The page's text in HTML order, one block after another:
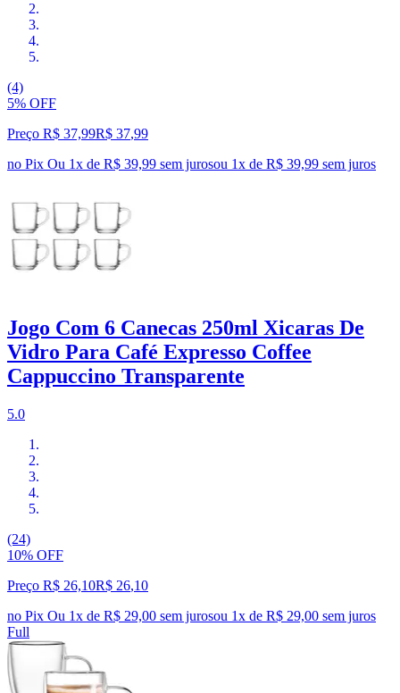
(4)
5% OFF
Preço R$ 37,99R$ 37,99
no Pix Ou 1x de R$ 39,99 sem jurosou 1x de R$ 39,99 sem juros
Jogo Com 6 Canecas 250ml Xicaras De
Vidro Para Café Expresso Coffee
Cappuccino Transparente
5.0
(24)
10% OFF
Preço R$ 26,10R$ 26,10
no Pix Ou 1x de R$ 29,00 sem jurosou 1x de R$ 29,00 sem juros
Full